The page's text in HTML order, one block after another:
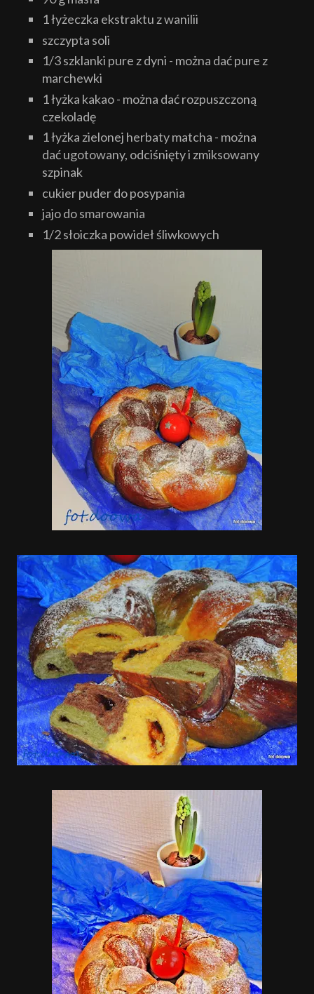
1 łyżeczka ekstraktu z wanilii
szczypta soli
1/3 szklanki pure z dyni - można dać pure z
marchewki
1 łyżka kakao - można dać rozpuszczoną
czekoladę
1 łyżka zielonej herbaty matcha - można
dać ugotowany, odciśnięty i zmiksowany
szpinak
cukier puder do posypania
jajo do smarowania
1/2 słoiczka powideł śliwkowych